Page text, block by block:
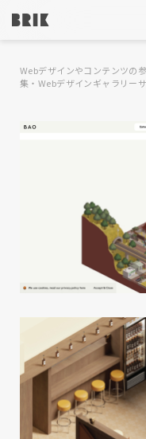
Webデザインやコンテンツの
集・Webデザインギャラリー